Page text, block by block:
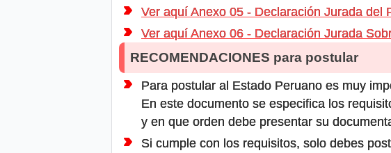
Ver aquí Anexo 05 - Declaración Jurada del
Ver aquí Anexo 06 - Declaración Jurada
RECOMENDACIONES para postular
Para postular al Estado Peruano es muy
En este documento se especifica los
y en que orden debe presentar su
Si cumple con los requisitos, solo debes